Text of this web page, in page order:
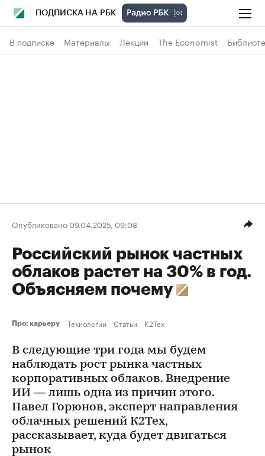
ПОДПИСКА НА РБК
В подписке Материалы Лекции The Economist
Опубликовано 09.04.2025, 09:08
Российский рынок частных
облаков растет на 30% в год.
Объясняем почему
Про: карьеру Технологии Статьи K2Tex
В следующие три года мы будем
наблюдать рост рынка частных
корпоративных облаков. Внедрение
ИИ — лишь одна из причин этого.
Павел Горюнов, эксперт направления
облачных решений К2Тех,
рассказывает, куда будет двигаться
рынок